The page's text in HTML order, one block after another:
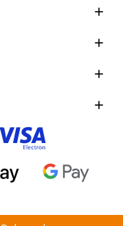



